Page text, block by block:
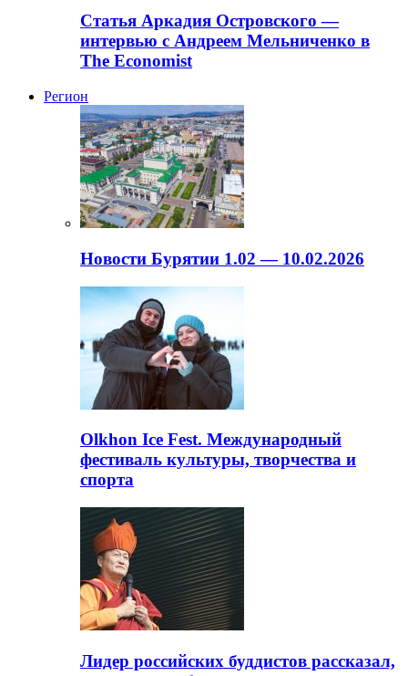
Статья Аркадия Островского —
интервью с Андреем Мельниченко в
The Economist
Регион
Новости Бурятии 1.02 — 10.02.2026
Olkhon Ice Fest. Международный
фестиваль культуры, творчества и
спорта
Лидер российских буддистов рассказал,